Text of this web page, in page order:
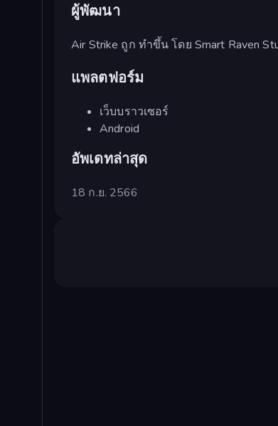
ผู้พัฒนา
Air Strike ถูก ทำขึ้น โดย Smart Raven
แพลตฟอร์ม
เว็บบราวเซอร์
Android
อัพเดทล่าสุด
18 ก.ย. 2566